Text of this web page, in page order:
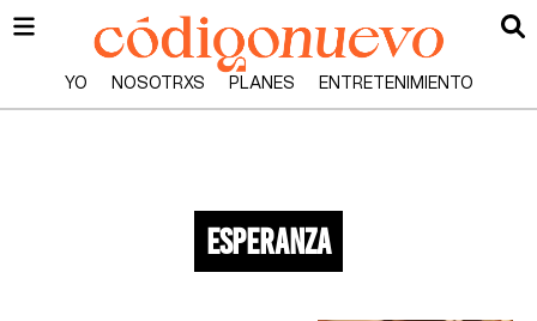
YO NOSOTRXS PLANES ENTRETENIMIENTO
esperanza